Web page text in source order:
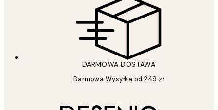
DARMOWA DOSTAWA
Darmowa Wysyłka od 249 zł